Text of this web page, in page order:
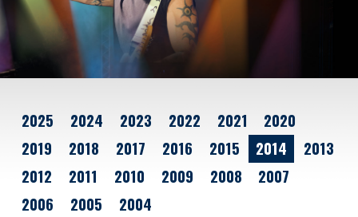
2025 2024 2023 2022 2021
2020
2019
2018 2017 2016 2015 2014
2013
2012
2011 2010 2009 2008
2007
2006
2005 2004